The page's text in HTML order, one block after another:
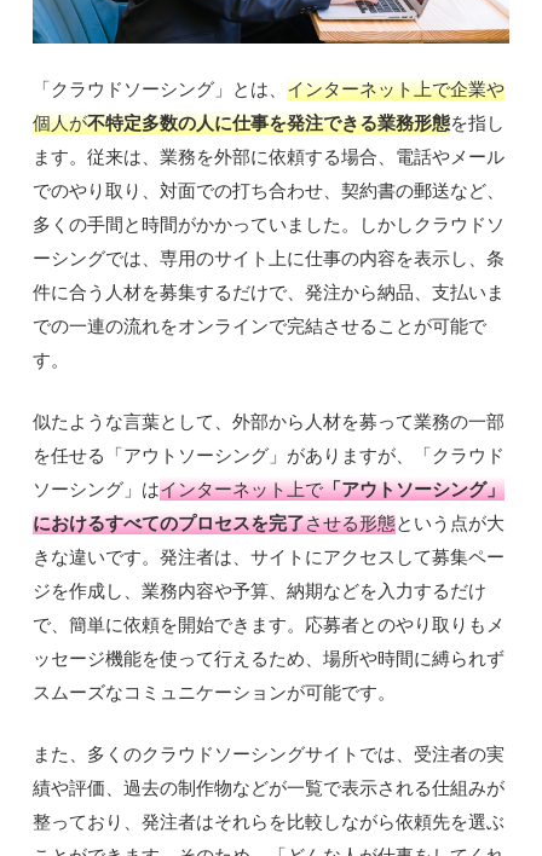
「クラウドソーシング」とは、インターネット上で企業や
個人が不特定多数の人に仕事を発注できる業務形態を指し
ます。従来は、業務を外部に依頼する場合、電話やメール
でのやり取り、対面での打ち合わせ、契約書の郵送など、
多くの手間と時間がかかっていました。しかしクラウドソ
ーシングでは、専用のサイト上に仕事の内容を表示し、条
件に合う人材を募集するだけで、発注から納品、支払いま
での一連の流れをオンラインで完結させることが可能で
す。
似たような言葉として、外部から人材を募って業務の一部
を任せる「アウトソーシング」がありますが、「クラウド
ソーシング」はインターネット上で「アウトソーシング」
におけるすべてのプロセスを完了させる形態という点が大
きな違いです。発注者は、サイトにアクセスして募集ペー
ジを作成し、業務内容や予算、納期などを入力するだけ
で、簡単に依頼を開始できます。応募者とのやり取りもメ
ッセージ機能を使って行えるため、場所や時間に縛られず
スムーズなコミュニケーションが可能です。
また、多くのクラウドソーシングサイトでは、受注者の実
績や評価、過去の制作物などが一覧で表示される仕組みが
整っており、発注者はそれらを比較しながら依頼先を選ぶ